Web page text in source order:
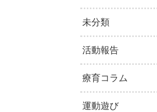
未分類
活動報告
療育コラム
運動遊び